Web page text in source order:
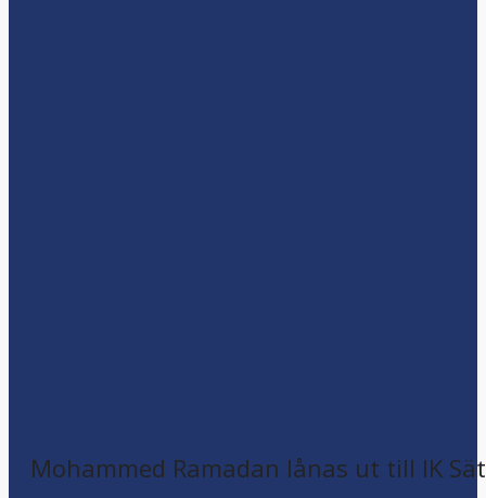
Mohammed Ramadan lånas ut till IK